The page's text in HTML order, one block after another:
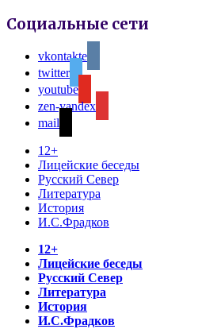
Социальные сети
vkontakte
twitter
youtube
zen-yandex
mail
12+
Лицейские беседы
Русский Север
Литература
История
И.С.Фрадков
12+
Лицейские беседы
Русский Север
Литература
История
И.С.Фрадков